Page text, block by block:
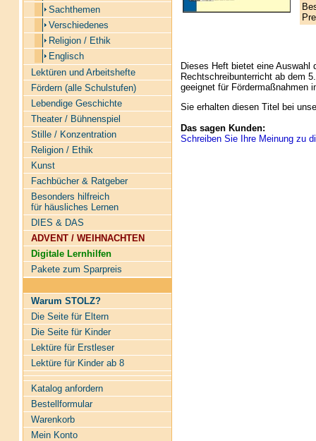
Sachthemen
Verschiedenes
Religion / Ethik
Englisch
Lektüren und Arbeitshefte
Fördern (alle Schulstufen)
Lebendige Geschichte
Theater / Bühnenspiel
Stille / Konzentration
Religion / Ethik
Kunst
Fachbücher & Ratgeber
Besonders hilfreich
für häusliches Lernen
DIES & DAS
ADVENT / WEIHNACHTEN
Digitale Lernhilfen
Pakete zum Sparpreis
Warum STOLZ?
Die Seite für Eltern
Die Seite für Kinder
Lektüre für Erstleser
Lektüre für Kinder ab 8
Katalog anfordern
Bestellformular
Warenkorb
Mein Konto
Dieses Heft bietet eine Auswahl
Rechtschreibunterricht ab dem
geeignet für Fördermaßnahmen
Sie erhalten diesen Titel bei
Das sagen Kunden:
Schreiben Sie Ihre Meinung zu